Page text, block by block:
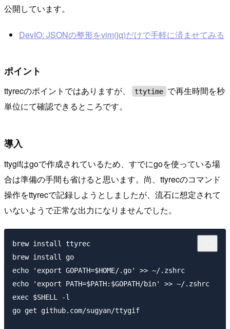
公開しています。
DevIO: JSONの整形をvim(jq)だけで手軽に済ませてみる
ポイント
ttyrecのポイントではありますが、 ttytime で再生時間を秒
単位にて確認できるところです。
導入
ttygifはgoで作成されているため、すでにgoを使っている場
合は準備の手間も省けると思います。尚、ttyrecのコマンド
操作をttyrecで記録しようとしましたが、流石に想定されて
いないようで正常な出力になりませんでした。
brew install ttyrec
brew install go
echo 'export GOPATH=$HOME/.go' >> ~/.zshrc
echo 'export PATH=$PATH:$GOPATH/bin' >> ~/.zshrc
exec $SHELL -l
go get github.com/sugyan/ttygif